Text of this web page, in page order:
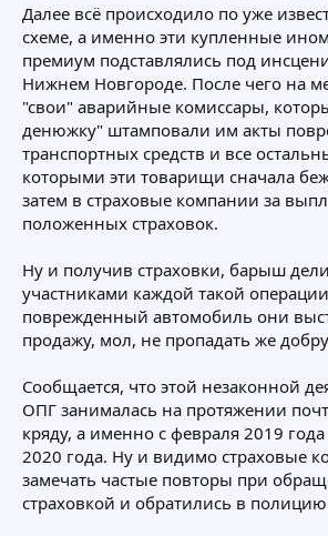
Далее всё происходило по уже
схеме, а именно эти купленные
премиум подставлялись под
Нижнем Новгороде. После чего на
"свои" аварийные комиссары,
денюжку" штамповали им акты
транспортных средств и все
которыми эти товарищи сначала
затем в страховые компании за
положенных страховок.
Ну и получив страховки, барыш
участниками каждой такой
поврежденный автомобиль они
продажу, мол, не пропадать же
Сообщается, что этой незаконной
ОПГ занималась на протяжении
кряду, а именно с февраля 2019
2020 года. Ну и видимо страховые
замечать частые повторы при
страховкой и обратились в